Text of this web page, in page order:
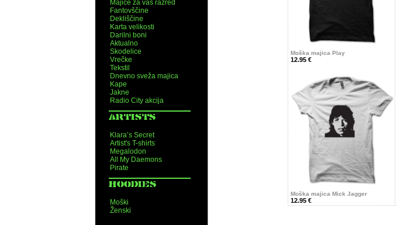
Majice za vaš razred
Fantovščine
Dekliščine
Karta velikosti
Darilni boni
Aktualno
Skodelice
Vrečke
Tekstil
Dnevno sveža majica
Kape
Jakne
Radio City akcija
ARTISTS
Klara’s Secret
Artist's T-shirts
Megalodon
All My Daemons
Pirate
HOODIES
Moški
Ženski
Moška majica Play
12.95 €
Moška majica Mick Jagger
12.95 €